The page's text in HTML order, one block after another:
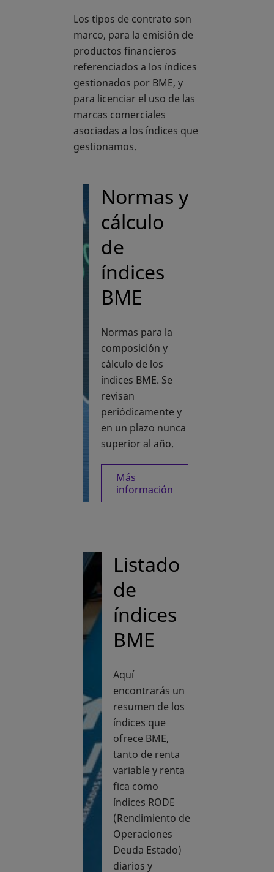
Los tipos de contrato son
marco, para la emisión de
productos financieros
referenciados a los índices
gestionados por BME, y
para licenciar el uso de las
marcas comerciales
asociadas a los índices que
gestionamos.
Normas y
cálculo
de
índices
BME
Normas para la
composición y
cálculo de los
índices BME. Se
revisan
periódicamente y
en un plazo nunca
superior al año.
Más
informaciónse abre en una pestaña
Listado
de
índices
BME
Aquí
encontrarás un
resumen de los
índices que
ofrece BME,
tanto de renta
variable y renta
fica como
índices RODE
(Rendimiento de
Operaciones
Deuda Estado)
diarios y